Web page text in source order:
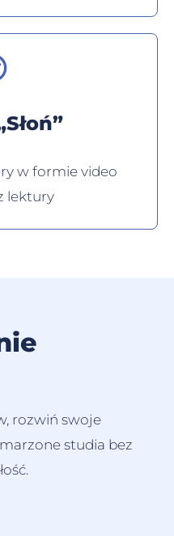
w formie video
lektury
rozwiń swoje
studia bez